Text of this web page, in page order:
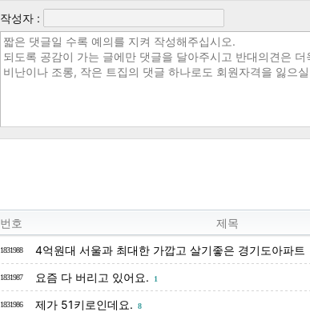
작성자 :
번호 제목
1831988 4억원대 서울과 최대한 가깝고 살기좋은 경기도아파트
1831987 요즘 다 버리고 있어요. 1
1831986 제가 51키로인데요. 8